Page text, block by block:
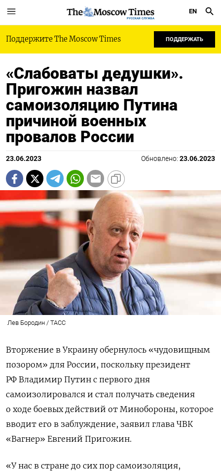
РУССКАЯ СЛУЖБА
EN
Поддержите The Moscow Times ПОДДЕРЖАТЬ
«Слабоваты дедушки».
Пригожин назвал
самоизоляцию Путина
причиной военных
провалов России
23.06.2023 Обновлено: 23.06.2023
Лев Бородин / ТАСС
Вторжение в Украину обернулось «чудовищным
позором» для России, поскольку президент
РФ Владимир Путин с первого дня
самоизолировался и стал получать сведения
о ходе боевых действий от Минобороны, которое
вводит его в заблуждение, заявил глава ЧВК
«Вагнер» Евгений Пригожин.
«У нас в стране до сих пор самоизоляция,